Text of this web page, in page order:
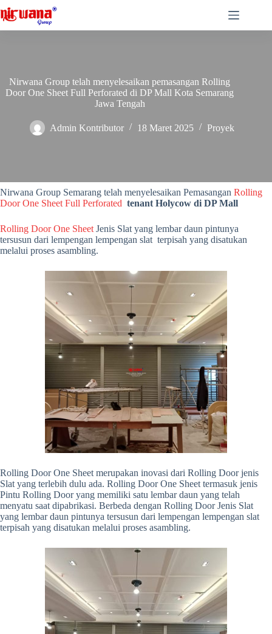
to
Nirwana Group telah menyelesaikan pemasangan Rolling
Door One Sheet Full Perforated di DP Mall Kota Semarang
Jawa Tengah
Admin Kontributor 18 Maret 2025
Proyek
Nirwana Group Semarang telah menyelesaikan Pemasangan Rolling
Door One Sheet Full Perforated tenant Holycow di DP Mall
Rolling Door One Sheet Jenis Slat yang lembar daun pintunya
tersusun dari lempengan lempengan slat terpisah yang disatukan
melalui proses asambling.
Rolling Door One Sheet merupakan inovasi dari Rolling Door jenis
Slat yang terlebih dulu ada. Rolling Door One Sheet termasuk jenis
Pintu Rolling Door yang memiliki satu lembar daun yang telah
menyatu saat dipabrikasi. Berbeda dengan Rolling Door Jenis Slat
yang lembar daun pintunya tersusun dari lempengan lempengan slat
terpisah yang disatukan melalui proses asambling.